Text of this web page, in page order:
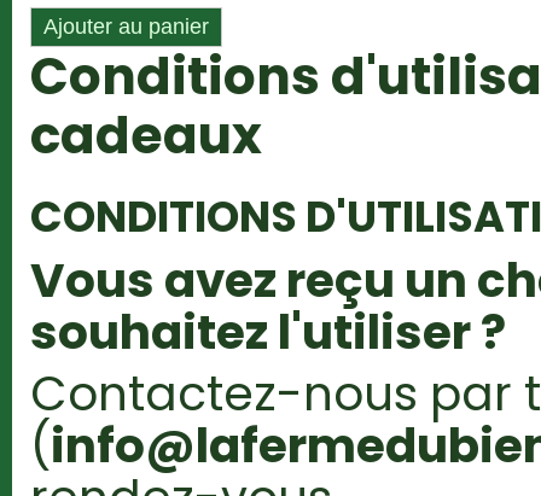
Conditions
cadeaux
CONDITIONS
Vous avez reçu un
souhaitez l'utiliser ?
Contactez-nous par
(